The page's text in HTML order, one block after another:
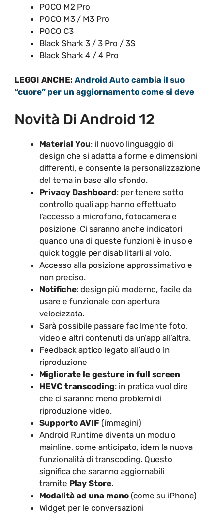
POCO M2 Pro
POCO M3 / M3 Pro
POCO C3
Black Shark 3 / 3 Pro / 3S
Black Shark 4 / 4 Pro
LEGGI ANCHE: Android Auto cambia il suo
“cuore” per un aggiornamento come si deve
Novità Di Android 12
Material You: il nuovo linguaggio di
design che si adatta a forme e dimensioni
differenti, e consente la personalizzazione
del tema in base allo sfondo.
Privacy Dashboard: per tenere sotto
controllo quali app hanno effettuato
l’accesso a microfono, fotocamera e
posizione. Ci saranno anche indicatori
quando una di queste funzioni è in uso e
quick toggle per disabilitarli al volo.
Accesso alla posizione approssimativo e
non preciso.
Notifiche: design più moderno, facile da
usare e funzionale con apertura
velocizzata.
Sarà possibile passare facilmente foto,
video e altri contenuti da un’app all’altra.
Feedback aptico legato all’audio in
riproduzione
Migliorate le gesture in full screen
HEVC transcoding: in pratica vuol dire
che ci saranno meno problemi di
riproduzione video.
Supporto AVIF (immagini)
Android Runtime diventa un modulo
mainline, come anticipato, idem la nuova
funzionalità di transcoding. Questo
significa che saranno aggiornabili
tramite Play Store.
Modalità ad una mano (come su iPhone)
Widget per le conversazioni